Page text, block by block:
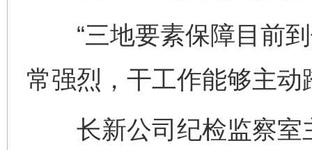
“三地要素保障目前到
常强烈，干工作能够主动
长新公司纪检监察室